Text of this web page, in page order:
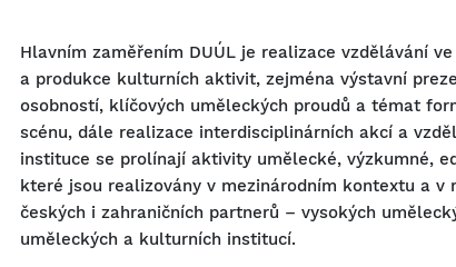
Hlavním zaměřením DUÚL je realizace vzdělávání
a produkce kulturních aktivit, zejména výstavní
osobností, klíčových uměleckých proudů a témat
scénu, dále realizace interdisciplinárních akcí a
instituce se prolínají aktivity umělecké, výzkumné,
které jsou realizovány v mezinárodním kontextu a v
českých i zahraničních partnerů – vysokých
uměleckých a kulturních institucí.